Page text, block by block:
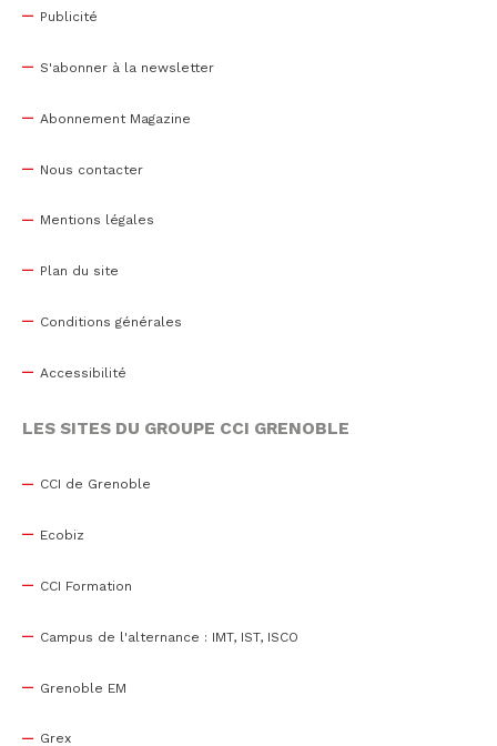
Publicité
S'abonner à la newsletter
Abonnement Magazine
Nous contacter
Mentions légales
Plan du site
Conditions générales
Accessibilité
LES SITES DU GROUPE CCI GRENOBLE
CCI de Grenoble
Ecobiz
CCI Formation
Campus de l'alternance : IMT, IST, ISCO
Grenoble EM
Grex